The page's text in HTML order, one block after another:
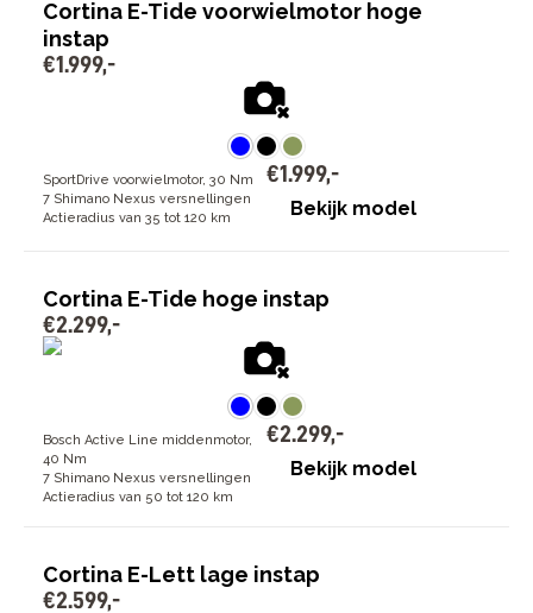
Cortina E-Tide voorwielmotor hoge
instap
€1 .999,-
SportDrive voorwielmotor, 30 Nm
7 Shimano Nexus versnellingen
Actieradius van 35 tot 120 km
€1 .999,-
Bekijk model
Cortina E-Tide hoge instap
€2.299,-
Bosch Active Line middenmotor,
40 Nm
7 Shimano Nexus versnellingen
Actieradius van 50 tot 120 km
€2.299,-
Bekijk model
Cortina E-Lett lage instap
€2.599,-